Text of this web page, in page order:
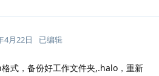
4月22日 已编辑
式，备份好工作文件夹,.halo，重新